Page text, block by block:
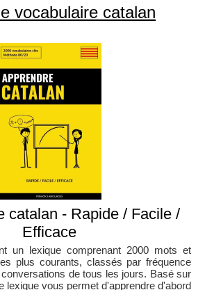
vocabulaire catalan
catalan - Rapide / Facile /
Efficace
un lexique comprenant 2000 mots et
plus courants, classés par fréquence
de tous les jours. Basé sur
lexique vous permet d'apprendre d'abord